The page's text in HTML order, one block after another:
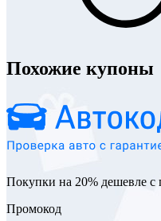
Похожие купоны
Покупки на 20% дешевле с
Промокод